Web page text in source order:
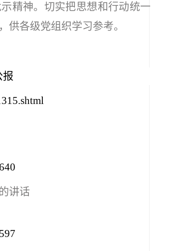
精神。 切实把思想和行动统一
供各级党组织学习参考。
报
讲话